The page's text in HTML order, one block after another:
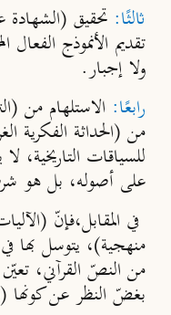
ثالثًا: تحقيق
تقديم الأنموذج
ولا إجبار.
رابعًا: الاستلهام من
من (الحداثة الفكرية
للسياقات التاريخية، لا
على أصوله، بل هو
في المقابل،فإنّ
منهجية)، يتوسل بها
من النصّ القرآني،
بغضّ النظر عن كونها